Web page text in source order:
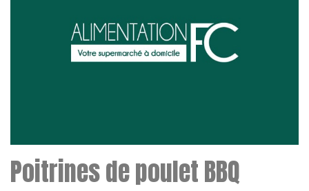
Poitrines de poulet BBQ